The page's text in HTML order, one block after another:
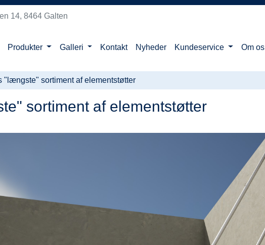
14, 8464 Galten
Produkter Galleri Kontakt Nyheder Kundeservice Om os
"længste" sortiment af elementstøtter
sortiment af elementstøtter